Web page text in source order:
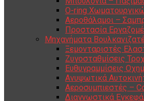
O-ring
Αεροθάλαμοι –
Προστασία
Μηχανήματα
Ξεμονταριστές
Ζυγοσταθμίσεις
Ευθυγραμμίσεις
Ανυψωτικά
Αεροσυμπιεστές –
Διαγνωστικά